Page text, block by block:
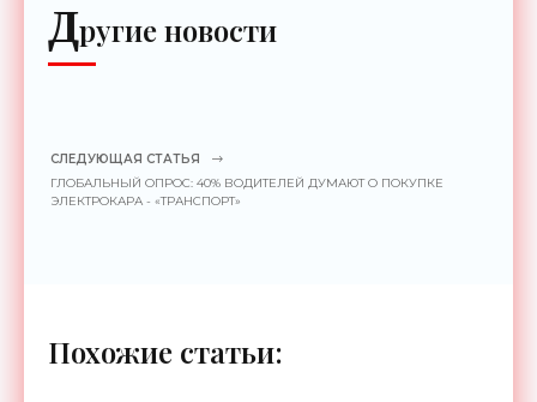
Другие новости
СЛЕДУЮЩАЯ СТАТЬЯ
ГЛОБАЛЬНЫЙ ОПРОС: 40% ВОДИТЕЛЕЙ ДУМАЮТ О ПОКУПКЕ
ЭЛЕКТРОКАРА - «ТРАНСПОРТ»
Похожие статьи: